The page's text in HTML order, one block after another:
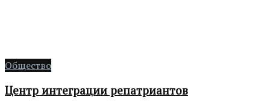
Общество
Центр интеграции репатриантов